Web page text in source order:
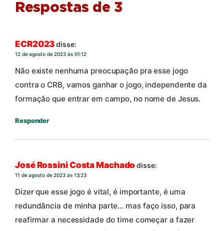
Respostas de 3
ECR2023disse:
12 de agosto de 2023 às 01:12
Não existe nenhuma preocupação pra esse jogo
contra o CRB, vamos ganhar o jogo, independente da
formação que entrar em campo, no nome de Jesus.
Responder
José Rossini Costa Machado disse:
11 de agosto de 2023 às 13:23
Dizer que esse jogo é vital, é importante, é uma
redundância de minha parte… mas faço isso, para
reafirmar a necessidade do time começar a fazer